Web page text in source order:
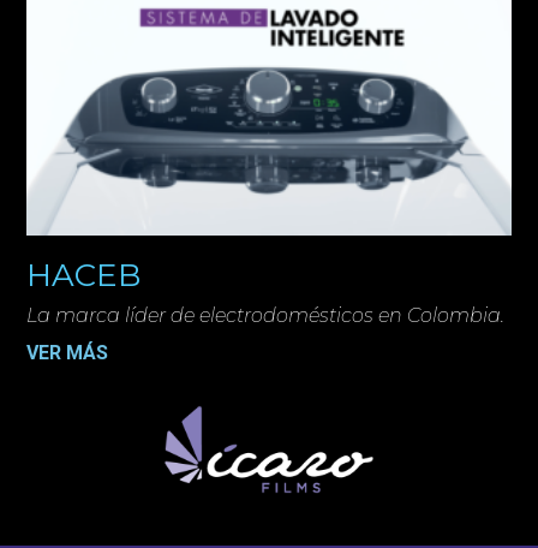
HACEB
La marca líder de electrodomésticos en Colombia.
VER MÁS